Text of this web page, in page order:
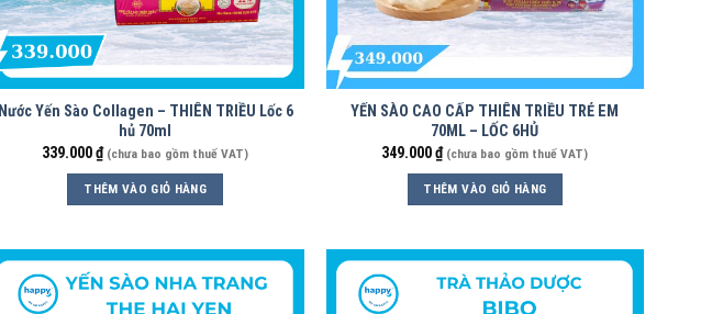
Nước Yến Sào Collagen – THIÊN TRIỀU Lốc 6
hủ 70ml
339.000₫ (chưa bao gồm thuế VAT)
THÊM VÀO GIỎ HÀNG
YẾN SÀO CAO CẤP THIÊN TRIỀU TRẺ EM
70ML – LỐC 6HỦ
349.000₫ (chưa bao gồm thuế VAT)
THÊM VÀO GIỎ HÀNG